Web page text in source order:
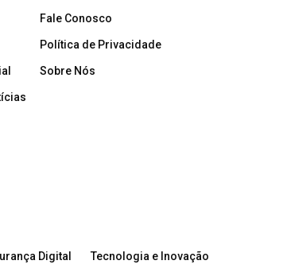
Fale Conosco
Política de Privacidade
Sobre Nós
Digital
Tecnologia e Inovação